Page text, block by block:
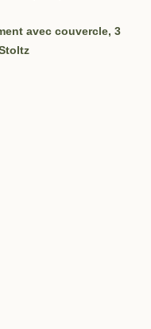
avec couvercle, 3